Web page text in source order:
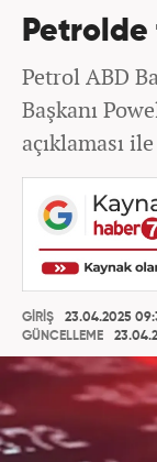
Petrol ABD
Başkanı
açıklaması
GİRİŞ
23.04.2025
GÜNCELLEME